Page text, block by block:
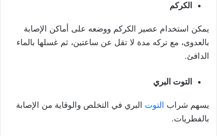
الكركم
يمكن استخدام عصير الكركم ووضعه على أماكن الإصابة
بالعدوى، مع تركه مدة لا تقل عن ساعتين، ثم غسلها بالماء
الدافئ.
التوت البري
يسهم شراب التوت البري في التخلص والوقاية من الإصابة
بالفطريات.